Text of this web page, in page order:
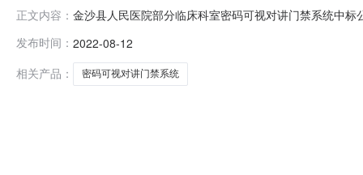
正文内容： 金沙县人民医院部分临床科室密码可视对讲门禁系统中
单:王豪、赵翔、张莎10、中标（成交）信息:中标候选人
发布时间： 2022-08-12
相关产品：
密码可视对讲门禁系统